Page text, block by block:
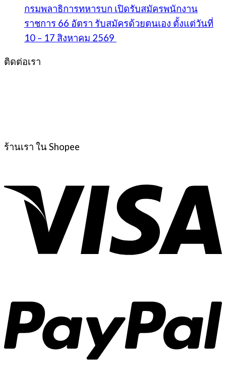
กรมพลาธิการทหารบก เปิดรับสมัครพนักงาน
ราชการ 66 อัตรา รับสมัครด้วยตนเอง ตั้งแต่วันที่
10 – 17 สิงหาคม 2569
ติดต่อเรา
ร้านเรา ใน Shopee